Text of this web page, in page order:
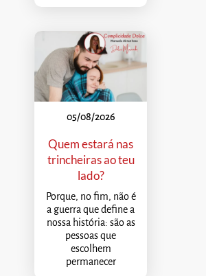
05/08/2026
Quem estará nas
trincheiras ao teu
lado?
Porque, no fim, não é
a guerra que define a
nossa história: são as
pessoas que
escolhem
permanecer